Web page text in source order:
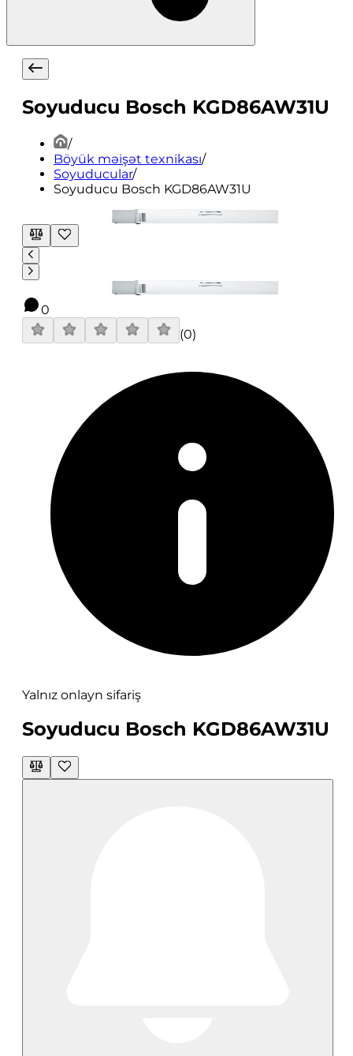
Soyuducu Bosch KGD86AW31U
/
Böyük məişət texnikası/
Soyuducular/
Soyuducu Bosch KGD86AW31U
0
(0)
Yalnız onlayn sifariş
Soyuducu Bosch KGD86AW31U